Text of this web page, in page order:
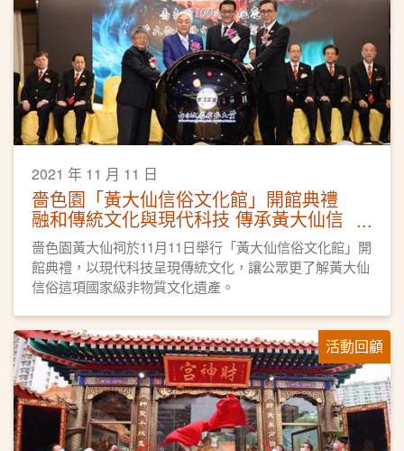
2021 年 11 月 11 日
嗇色園「黃大仙信俗文化館」開館典禮
融和傳統文化與現代科技 傳承黃大仙信
俗文化
嗇色園黃大仙祠於11月11日舉行「黃大仙信俗文化館」開
館典禮，以現代科技呈現傳統文化，讓公眾更了解黃大仙
信俗這項國家級非物質文化遺產。
活動回顧